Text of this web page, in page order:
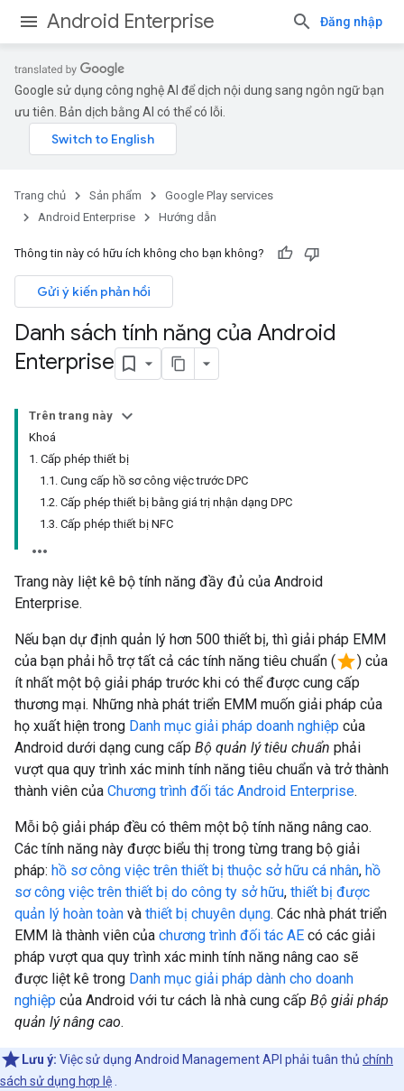
Android Enterprise Đăng nhập
Google sử dụng công nghệ AI để dịch nội dung sang ngôn ngữ bạn
ưu tiên. Bản dịch bằng AI có thể có lỗi.
Trang chủ Sản phẩm
Google Play services
Android Enterprise
Hướng dẫn
Thông tin này có hữu ích không cho bạn không?
Gửi ý kiến phản hồi
Danh sách tính năng của Android
Enterprise
Trên trang này
Khoá
1. Cấp phép thiết bị
1.1. Cung cấp hồ sơ công việc trước DPC
1.2. Cấp phép thiết bị bằng giá trị nhận dạng DPC
1.3. Cấp phép thiết bị NFC
Trang này liệt kê bộ tính năng đầy đủ của Android
Enterprise.
Nếu bạn dự định quản lý hơn 500 thiết bị, thì giải pháp EMM
của bạn phải hỗ trợ tất cả các tính năng tiêu chuẩn (star) của
ít nhất một bộ giải pháp trước khi có thể được cung cấp
thương mại. Những nhà phát triển EMM muốn giải pháp của
họ xuất hiện trong Danh mục giải pháp doanh nghiệp của
Android dưới dạng cung cấp Bộ quản lý tiêu chuẩn phải
vượt qua quy trình xác minh tính năng tiêu chuẩn và trở thành
thành viên của Chương trình đối tác Android Enterprise.
Mỗi bộ giải pháp đều có thêm một bộ tính năng nâng cao.
Các tính năng này được biểu thị trong từng trang bộ giải
pháp: hồ sơ công việc trên thiết bị thuộc sở hữu cá nhân, hồ
sơ công việc trên thiết bị do công ty sở hữu, thiết bị được
quản lý hoàn toàn và thiết bị chuyên dụng. Các nhà phát triển
EMM là thành viên của chương trình đối tác AE có các giải
pháp vượt qua quy trình xác minh tính năng nâng cao sẽ
được liệt kê trong Danh mục giải pháp dành cho doanh
nghiệp của Android với tư cách là nhà cung cấp Bộ giải pháp
quản lý nâng cao.
Lưu ý: Việc sử dụng Android Management API phải tuân thủ chính
sách sử dụng hợp lệ